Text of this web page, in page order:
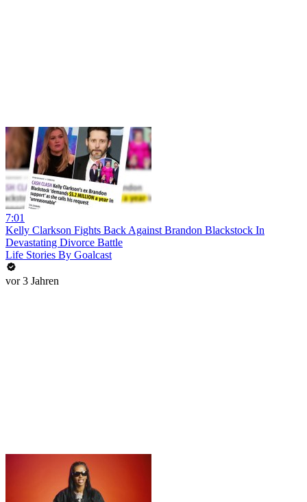
7:01
Kelly Clarkson Fights Back Against Brandon Blackstock In
Devastating Divorce Battle
Life Stories By Goalcast
vor 3 Jahren